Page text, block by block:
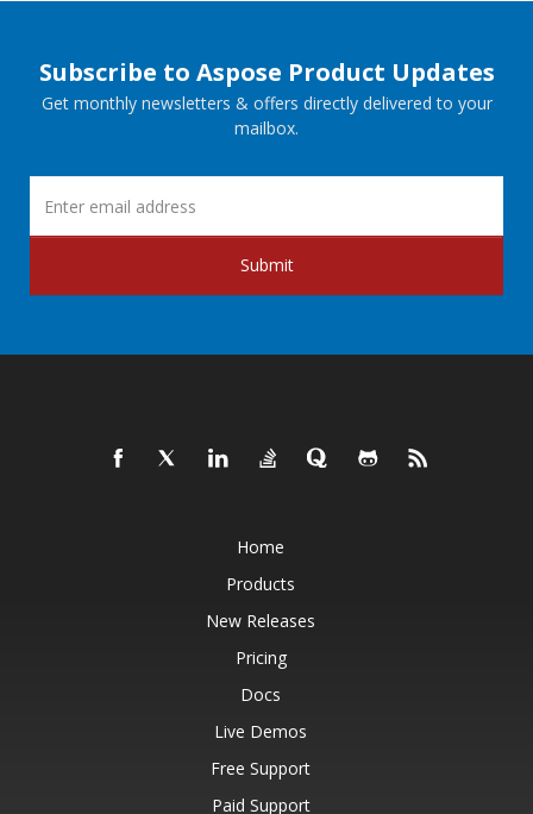
Subscribe to Aspose Product Updates
Get monthly newsletters & offers directly delivered to your
mailbox.
Submit
Home
Products
New Releases
Pricing
Docs
Live Demos
Free Support
Paid Support